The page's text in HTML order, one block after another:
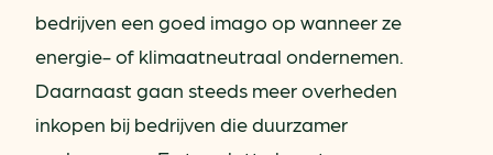
bedrijven een goed imago op wanneer ze
energie- of klimaatneutraal ondernemen.
Daarnaast gaan steeds meer overheden
inkopen bij bedrijven die duurzamer